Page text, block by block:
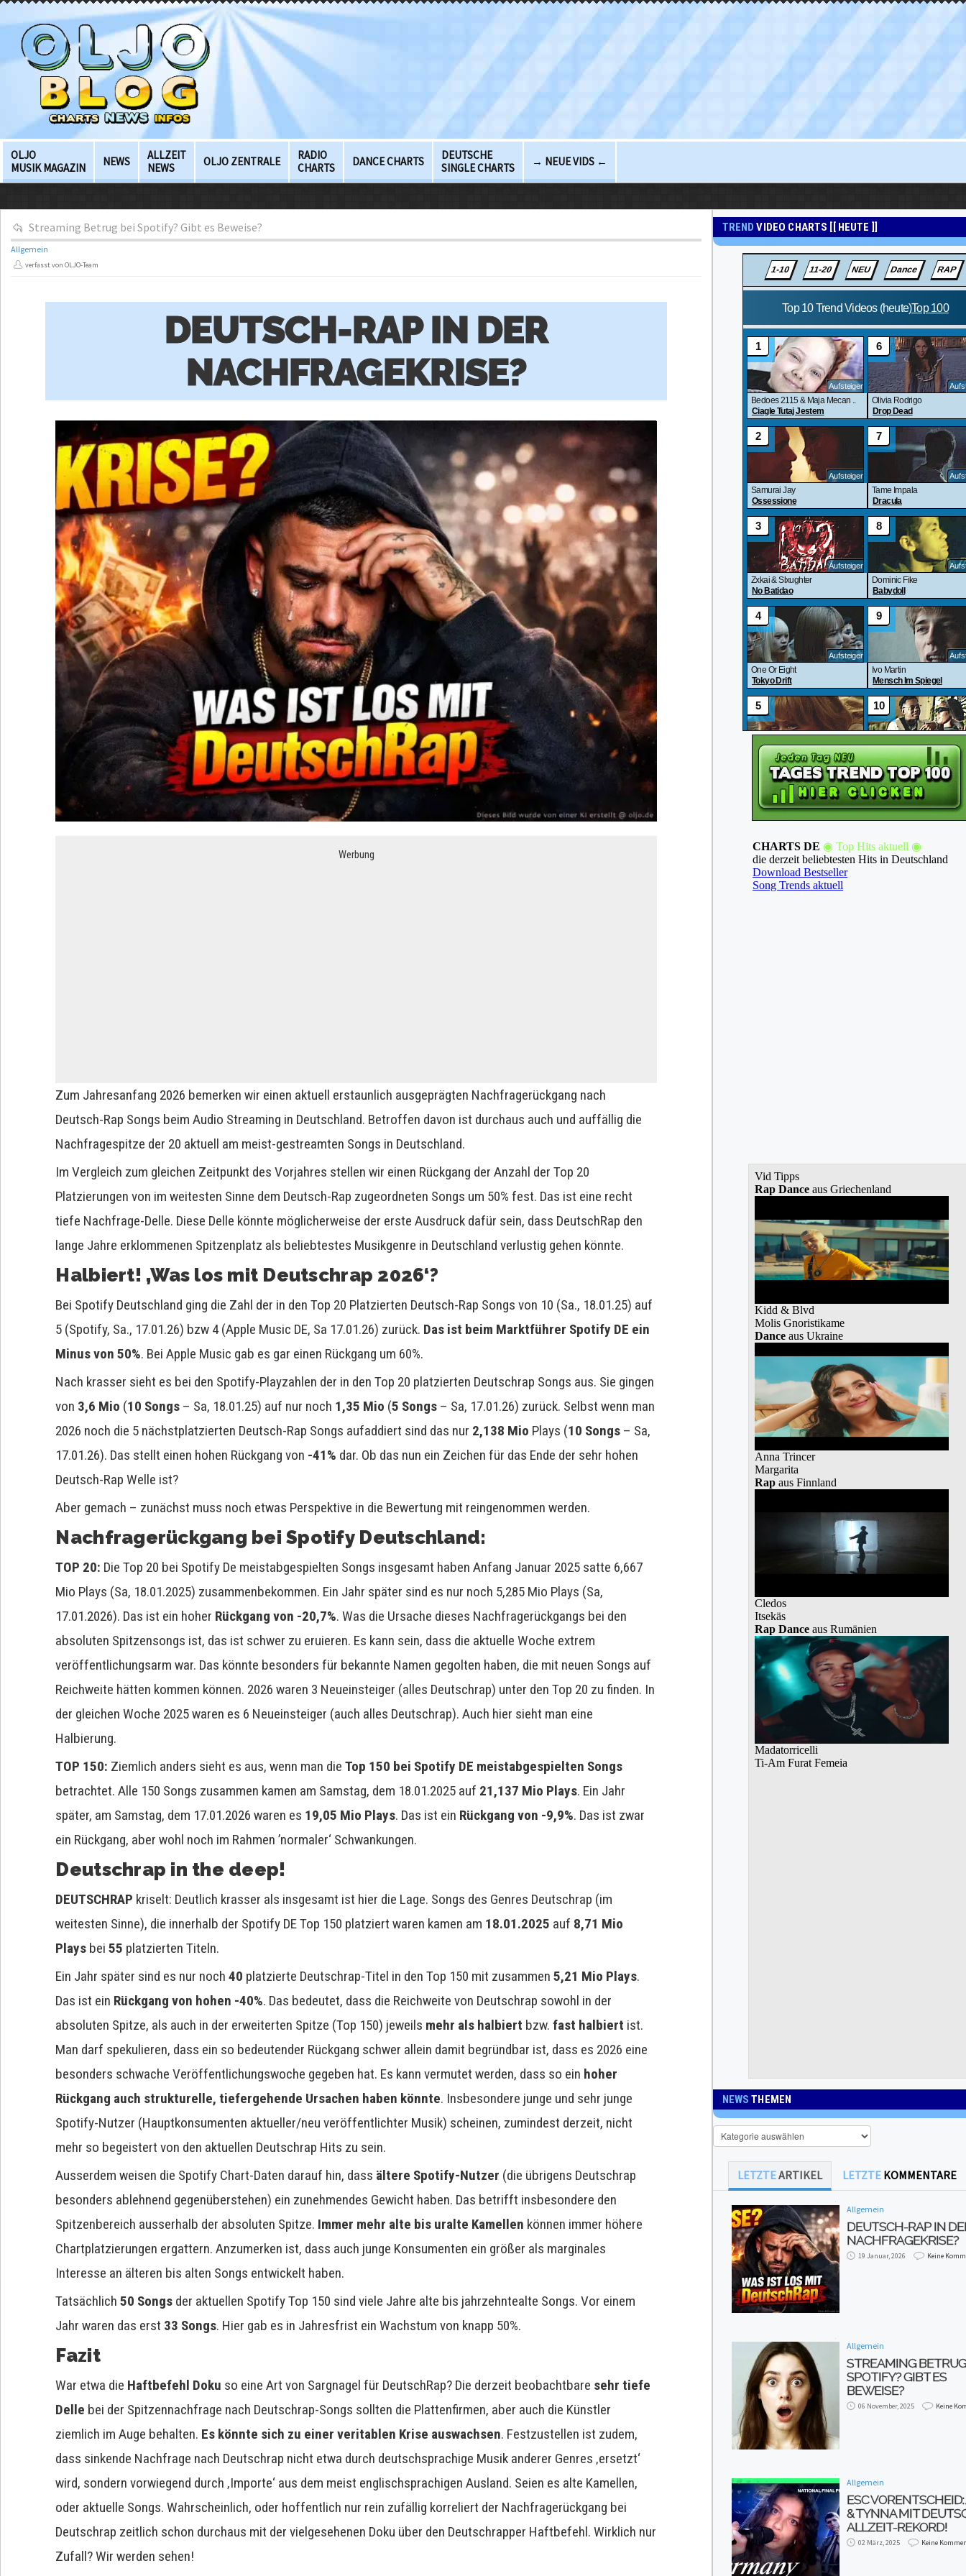
OLJO
MUSIK MAGAZIN
NEWS
ALLZEIT
NEWS
OLJO ZENTRALE
RADIO
CHARTS
DANCE CHARTS
DEUTSCHE
SINGLE CHARTS
→ NEUE VIDS ←
Streaming Betrug bei Spotify? Gibt es Beweise?
Allgemein
verfasst von OLJO-Team
DEUTSCH-RAP IN DER
NACHFRAGEKRISE?
Werbung
Zum Jahresanfang 2026 bemerken wir einen aktuell erstaunlich ausgeprägten Nachfragerückgang nach
Deutsch-Rap Songs beim Audio Streaming in Deutschland. Betroffen davon ist durchaus auch und auffällig die
Nachfragespitze der 20 aktuell am meist-gestreamten Songs in Deutschland.
Im Vergleich zum gleichen Zeitpunkt des Vorjahres stellen wir einen Rückgang der Anzahl der Top 20
Platzierungen von im weitesten Sinne dem Deutsch-Rap zugeordneten Songs um 50% fest. Das ist eine recht
tiefe Nachfrage-Delle. Diese Delle könnte möglicherweise der erste Ausdruck dafür sein, dass DeutschRap den
lange Jahre erklommenen Spitzenplatz als beliebtestes Musikgenre in Deutschland verlustig gehen könnte.
Halbiert! ‚Was los mit Deutschrap 2026‘?
Bei Spotify Deutschland ging die Zahl der in den Top 20 Platzierten Deutsch-Rap Songs von 10 (Sa., 18.01.25) auf
5 (Spotify, Sa., 17.01.26) bzw 4 (Apple Music DE, Sa 17.01.26) zurück. Das ist beim Marktführer Spotify DE ein
Minus von 50%. Bei Apple Music gab es gar einen Rückgang um 60%.
Nach krasser sieht es bei den Spotify-Playzahlen der in den Top 20 platzierten Deutschrap Songs aus. Sie gingen
von 3,6 Mio (10 Songs – Sa, 18.01.25) auf nur noch 1,35 Mio (5 Songs – Sa, 17.01.26) zurück. Selbst wenn man
2026 noch die 5 nächstplatzierten Deutsch-Rap Songs aufaddiert sind das nur 2,138 Mio Plays (10 Songs – Sa,
17.01.26). Das stellt einen hohen Rückgang von -41% dar. Ob das nun ein Zeichen für das Ende der sehr hohen
Deutsch-Rap Welle ist?
Aber gemach – zunächst muss noch etwas Perspektive in die Bewertung mit reingenommen werden.
Nachfragerückgang bei Spotify Deutschland:
TOP 20: Die Top 20 bei Spotify De meistabgespielten Songs insgesamt haben Anfang Januar 2025 satte 6,667
Mio Plays (Sa, 18.01.2025) zusammenbekommen. Ein Jahr später sind es nur noch 5,285 Mio Plays (Sa,
17.01.2026). Das ist ein hoher Rückgang von -20,7%. Was die Ursache dieses Nachfragerückgangs bei den
absoluten Spitzensongs ist, das ist schwer zu eruieren. Es kann sein, dass die aktuelle Woche extrem
veröffentlichungsarm war. Das könnte besonders für bekannte Namen gegolten haben, die mit neuen Songs auf
Reichweite hätten kommen können. 2026 waren 3 Neueinsteiger (alles Deutschrap) unter den Top 20 zu finden. In
der gleichen Woche 2025 waren es 6 Neueinsteiger (auch alles Deutschrap). Auch hier sieht man eine
Halbierung.
TOP 150: Ziemlich anders sieht es aus, wenn man dieTop 150 bei Spotify DE meistabgespielten Songs
betrachtet. Alle 150 Songs zusammen kamen am Samstag, dem 18.01.2025 auf 21,137 Mio Plays. Ein Jahr
später, am Samstag, dem 17.01.2026 waren es 19,05 Mio Plays. Das ist ein Rückgang von -9,9%. Das ist zwar
ein Rückgang, aber wohl noch im Rahmen ’normaler‘ Schwankungen.
Deutschrap in the deep!
DEUTSCHRAP kriselt: Deutlich krasser als insgesamt ist hier die Lage. Songs des Genres Deutschrap (im
weitesten Sinne), die innerhalb der Spotify DE Top 150 platziert waren kamen am 18.01.2025 auf 8,71 Mio
Plays bei55 platzierten Titeln.
Ein Jahr später sind es nur noch40 platzierte Deutschrap-Titel in den Top 150 mit zusammen5,21 Mio Plays.
Das ist ein Rückgang von hohen -40%. Das bedeutet, dass die Reichweite von Deutschrap sowohl in der
absoluten Spitze, als auch in der erweiterten Spitze (Top 150) jeweils mehr als halbiert bzw.fast halbiert ist.
Man darf spekulieren, dass ein so bedeutender Rückgang schwer allein damit begründbar ist, dass es 2026 eine
besonders schwache Veröffentlichungswoche gegeben hat. Es kann vermutet werden, dass so ein hoher
Rückgang auch strukturelle, tiefergehende Ursachen haben könnte. Insbesondere junge und sehr junge
Spotify-Nutzer (Hauptkonsumenten aktueller/neu veröffentlichter Musik) scheinen, zumindest derzeit, nicht
mehr so begeistert von den aktuellen Deutschrap Hits zu sein.
Ausserdem weisen die Spotify Chart-Daten darauf hin, dass ältere Spotify-Nutzer (die übrigens Deutschrap
besonders ablehnend gegenüberstehen) ein zunehmendes Gewicht haben. Das betrifft insbesondere den
Spitzenbereich ausserhalb der absoluten Spitze. Immer mehr alte bis uralte Kamellen können immer höhere
Chartplatzierungen ergattern. Anzumerken ist, dass auch junge Konsumenten ein größer als marginales
Interesse an älteren bis alten Songs entwickelt haben.
Tatsächlich50 Songs der aktuellen Spotify Top 150 sind viele Jahre alte bis jahrzehntealte Songs. Vor einem
Jahr waren das erst 33 Songs. Hier gab es in Jahresfrist ein Wachstum von knapp 50%.
Fazit
War etwa die Haftbefehl Doku so eine Art von Sargnagel für DeutschRap? Die derzeit beobachtbare sehr tiefe
Delle bei der Spitzennachfrage nach Deutschrap-Songs sollten die Plattenfirmen, aber auch die Künstler
ziemlich im Auge behalten. Es könnte sich zu einer veritablen Krise auswachsen. Festzustellen ist zudem,
dass sinkende Nachfrage nach Deutschrap nicht etwa durch deutschsprachige Musik anderer Genres ‚ersetzt‘
wird, sondern vorwiegend durch ‚Importe‘ aus dem meist englischsprachigen Ausland. Seien es alte Kamellen,
oder aktuelle Songs. Wahrscheinlich, oder hoffentlich nur rein zufällig korreliert der Nachfragerückgang bei
Deutschrap zeitlich schon durchaus mit der vielgesehenen Doku über den Deutschrapper Haftbefehl. Wirklich nur
Zufall? Wir werden sehen!
TRENDVIDEO CHARTS [[ HEUTE ]]
NEWSTHEMEN
News
Themen
LETZTEARTIKEL LETZTE KOMMENTARE
Allgemein
DEUTSCH-RAP IN
NACHFRAGEKRISE?
19 Januar, 2026 Keine
Allgemein
STREAMING
SPOTIFY? GIBT ES
BEWEISE?
06 November, 2025 Keine
Allgemein
ESC
& TYNNA MIT
ALLZEIT-REKORD!
02 März, 2025 Keine